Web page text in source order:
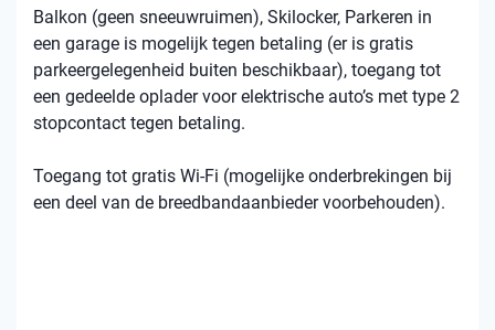
Balkon (geen sneeuwruimen), Skilocker, Parkeren in
een garage is mogelijk tegen betaling (er is gratis
parkeergelegenheid buiten beschikbaar), toegang tot
een gedeelde oplader voor elektrische auto’s met type 2
stopcontact tegen betaling.
Toegang tot gratis Wi-Fi (mogelijke onderbrekingen bij
een deel van de breedbandaanbieder voorbehouden).